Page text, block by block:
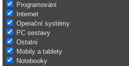
Programování
Internet
Operační systémy
PC sestavy
Ostatní
Mobily a tablety
Notebooky